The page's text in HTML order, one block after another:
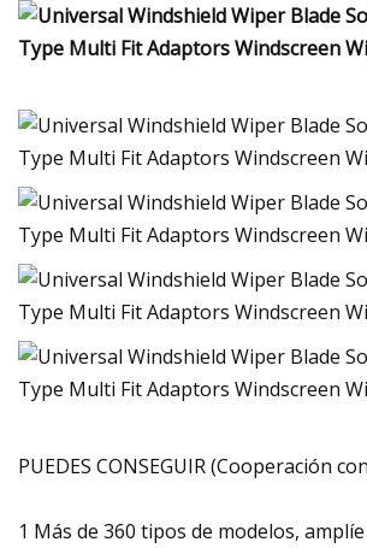
PUEDES CONSEGUIR (Cooperación
1 Más de 360 ​​tipos de modelos,